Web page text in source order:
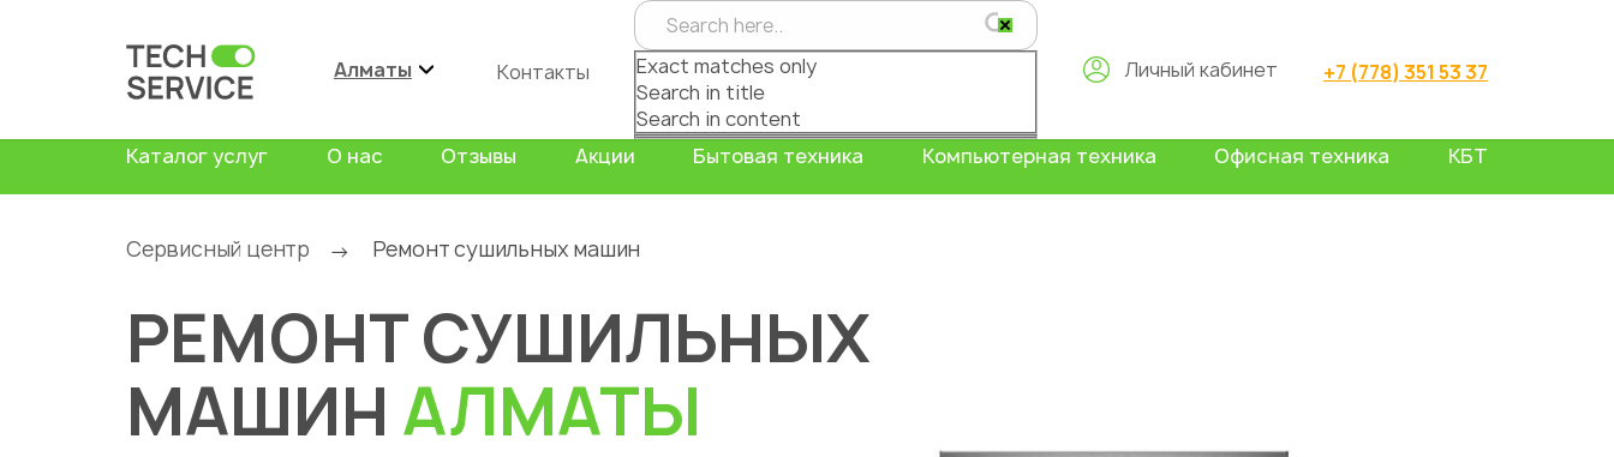
Алматы Контакты
Exact matches only
Search in title
Search in content
Личный кабинет +7 (778) 351 53 37
Каталог услуг О нас Отзывы Акции Бытовая техника Компьютерная техника Офисная техника КБТ
Сервисный центр → Ремонт сушильных машин
РЕМОНТ СУШИЛЬНЫХ
МАШИН АЛМАТЫ